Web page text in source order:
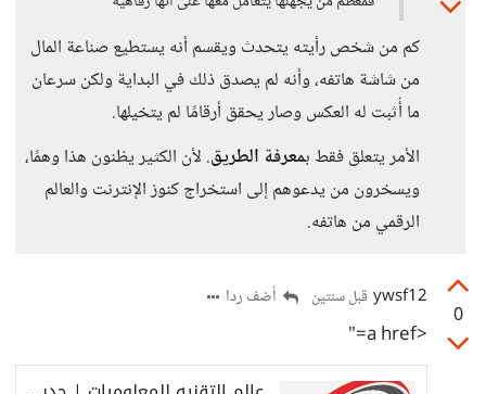
كم من شخص رأيته يتحدث ويقسم أنه يستطيع صناعة المال
من شاشة هاتفه، وأنه لم يصدق ذلك في البداية ولكن سرعان
ما أُثبت له العكس وصار يحقق أرقامًا لم يتخيلها.
الأمر يتعلق فقط بمعرفة الطريق. لأن الكثير يظنون هذا وهمًا،
ويسخرون من يدعوهم إلى استخراج كنوز الإنترنت والعالم
الرقمي من هاتفه.
0
ywsf12 قبل سنتين أضف ردا
<a href="